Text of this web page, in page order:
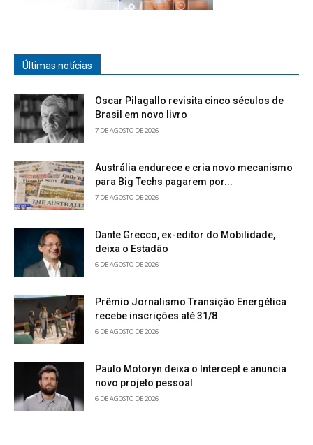
Últimas notícias
Oscar Pilagallo revisita cinco séculos de
Brasil em novo livro
7 DE AGOSTO DE 2026
Austrália endurece e cria novo mecanismo
para Big Techs pagarem por...
7 DE AGOSTO DE 2026
Dante Grecco, ex-editor do Mobilidade,
deixa o Estadão
6 DE AGOSTO DE 2026
Prêmio Jornalismo Transição Energética
recebe inscrições até 31/8
6 DE AGOSTO DE 2026
Paulo Motoryn deixa o Intercept e anuncia
novo projeto pessoal
6 DE AGOSTO DE 2026